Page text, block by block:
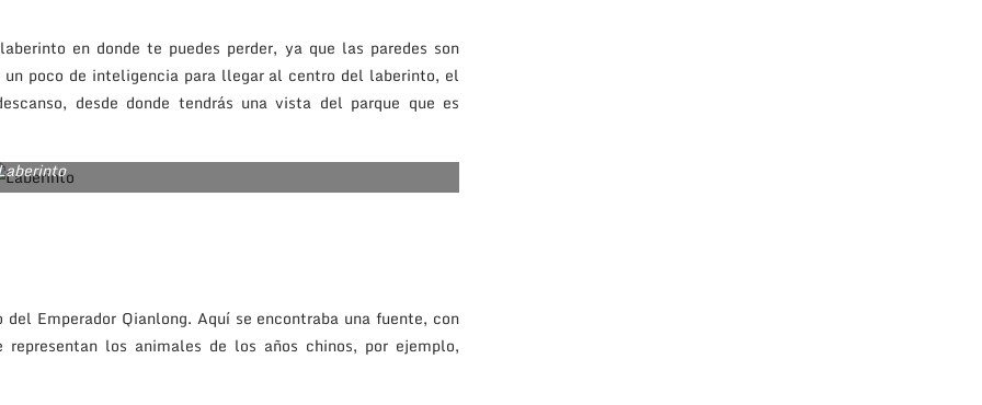
en donde te puedes perder, ya que las paredes son
poco de inteligencia para llegar al centro del laberinto, el
desde donde tendrás una vista del parque que es
Emperador Qianlong. Aquí se encontraba una fuente, con
los animales de los años chinos, por ejemplo,